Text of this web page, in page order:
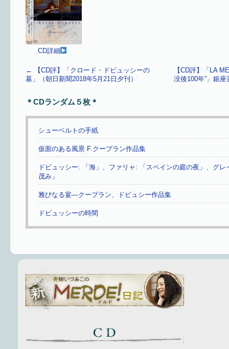
CD詳細
←
【CD評】「クロード・ドビュッシーの
墓」（朝日新聞2018年5月21日夕刊）
【CD評】「LA
没後100年”」銀
＊CDランダム５枚＊
シューベルトの手紙
仮面のある風景 F.クープラン作品集
ドビュッシー: 「海」、ファリャ: 「スペインの庭の夜」、グレ
茂み」
雅びなる宴—クープラン、ドビュシー作品集
ドビュッシーの時間